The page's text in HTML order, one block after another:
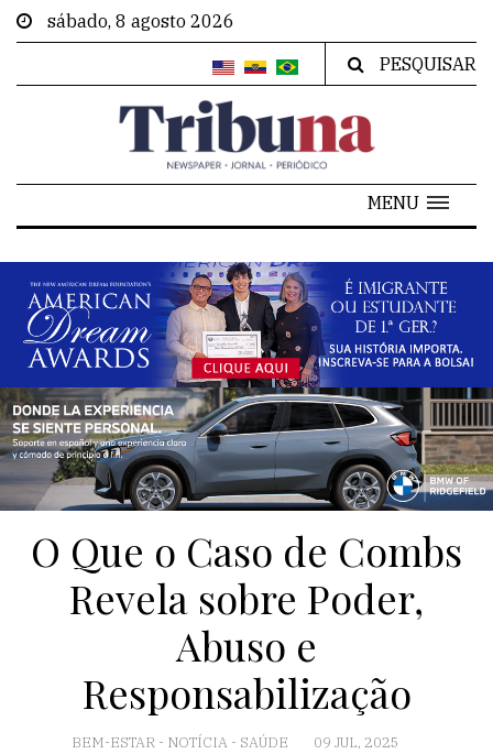
sábado, 8 agosto 2026
PESQUISAR
MENU
O Que o Caso de Combs
Revela sobre Poder,
Abuso e
Responsabilização
BEM-ESTAR - NOTÍCIA - SAÚDE 09 JUL, 2025